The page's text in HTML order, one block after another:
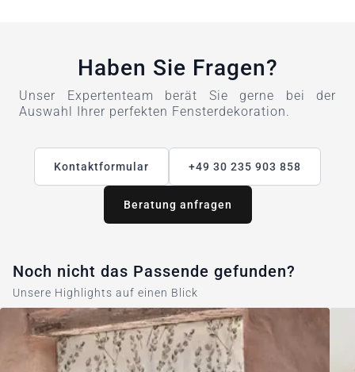
Haben Sie Fragen?
Unser Expertenteam berät Sie gerne bei der
Auswahl Ihrer perfekten Fensterdekoration.
Kontaktformular +49 30 235 903 858
Beratung anfragen
Noch nicht das Passende gefunden?
Unsere Highlights auf einen Blick